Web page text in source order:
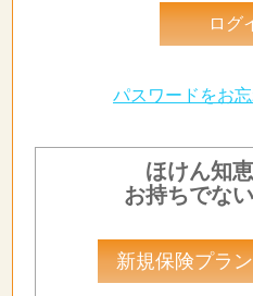
パスワードをお
ほけん知
お持ちでな
新規保険プラ